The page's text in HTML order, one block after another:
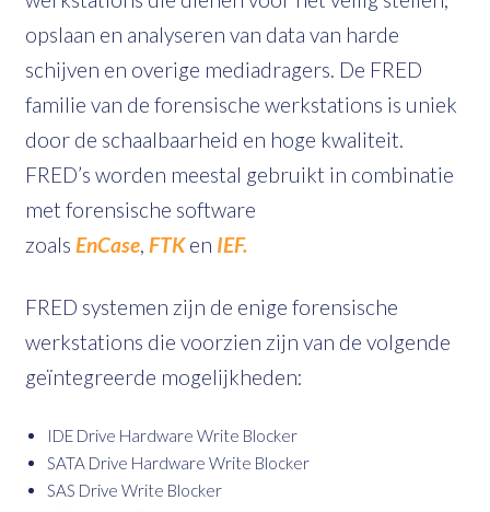
opslaan en analyseren van data van harde
schijven en overige mediadragers. De FRED
familie van de forensische werkstations is uniek
door de schaalbaarheid en hoge kwaliteit.
FRED’s worden meestal gebruikt in combinatie
met forensische software
zoals EnCase, FTKen IEF.
FRED systemen zijn de enige forensische
werkstations die voorzien zijn van de volgende
geïntegreerde mogelijkheden:
IDE Drive Hardware Write Blocker
SATA Drive Hardware Write Blocker
SAS Drive Write Blocker